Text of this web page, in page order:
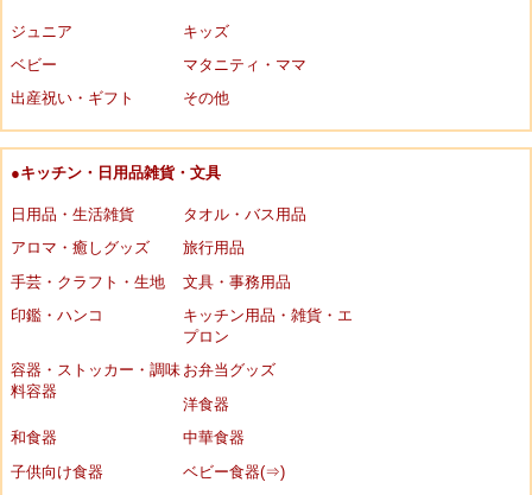
ジュニア
キッズ
ベビー
マタニティ・ママ
出産祝い・ギフト
その他
●キッチン・日用品雑貨・文具
日用品・生活雑貨
タオル・バス用品
アロマ・癒しグッズ
旅行用品
手芸・クラフト・生地
文具・事務用品
印鑑・ハンコ
キッチン用品・雑貨・エ
プロン
容器・ストッカー・調味
料容器
お弁当グッズ
洋食器
和食器
中華食器
子供向け食器
ベビー食器(⇒)